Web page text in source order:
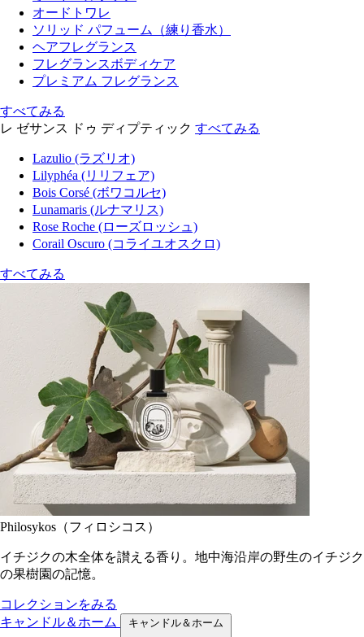
オードトワレ
ソリッド パフューム（練り香水）
ヘアフレグランス
フレグランスボディケア
プレミアム フレグランス
すべてみる
レ ゼサンス ドゥ ディプティック すべてみる
Lazulio (ラズリオ)
Lilyphéa (リリフェア)
Bois Corsé (ボワコルセ)
Lunamaris (ルナマリス)
Rose Roche (ローズロッシュ)
Corail Oscuro (コライユオスクロ)
すべてみる
Philosykos（フィロシコス）
イチジクの木全体を讃える香り。地中海沿岸の野生のイチジク
の果樹園の記憶。
コレクションをみる
キャンドル＆ホーム
キャンドル＆ホーム